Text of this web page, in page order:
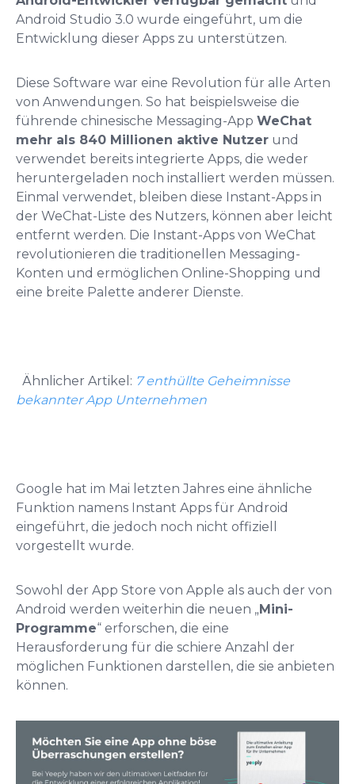
Android Studio 3.0 wurde eingeführt, um die
Entwicklung dieser Apps zu unterstützen.
Diese Software war eine Revolution für alle Arten
von Anwendungen. So hat beispielsweise die
führende chinesische Messaging-App WeChat
mehr als 840 Millionen aktive Nutzer und
verwendet bereits integrierte Apps, die weder
heruntergeladen noch installiert werden müssen.
Einmal verwendet, bleiben diese Instant-Apps in
der WeChat-Liste des Nutzers, können aber leicht
entfernt werden. Die Instant-Apps von WeChat
revolutionieren die traditionellen Messaging-
Konten und ermöglichen Online-Shopping und
eine breite Palette anderer Dienste.
Ähnlicher Artikel: 7 enthüllte Geheimnisse
bekannter App Unternehmen
Google hat im Mai letzten Jahres eine ähnliche
Funktion namens Instant Apps für Android
eingeführt, die jedoch noch nicht offiziell
vorgestellt wurde.
Sowohl der App Store von Apple als auch der von
Android werden weiterhin die neuen „Mini-
Programme“ erforschen, die eine
Herausforderung für die schiere Anzahl der
möglichen Funktionen darstellen, die sie anbieten
können.